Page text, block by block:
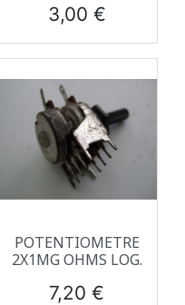
Prix
3,00 €
POTENTIOMETRE
2X1MG OHMS LOG.
Prix
7,20 €